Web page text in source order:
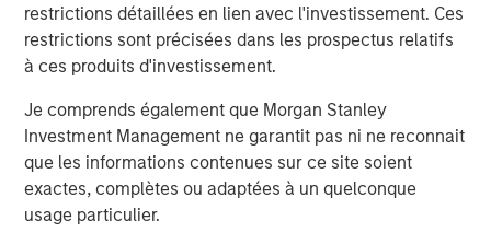
restrictions détaillées en lien avec l'investissement. Ces
restrictions sont précisées dans les prospectus relatifs
à ces produits d'investissement.
Je comprends également que Morgan Stanley
Investment Management ne garantit pas ni ne reconnait
que les informations contenues sur ce site soient
exactes, complètes ou adaptées à un quelconque
usage particulier.
client base, which includes governments, institutions,
corporations and individuals worldwide. For further
information about Morgan Stanley Investment
About Morgan Stanley
Morgan Stanley (NYSE: MS) is a leading global financial
services firm providing a wide range of investment
banking, securities, wealth management and investment